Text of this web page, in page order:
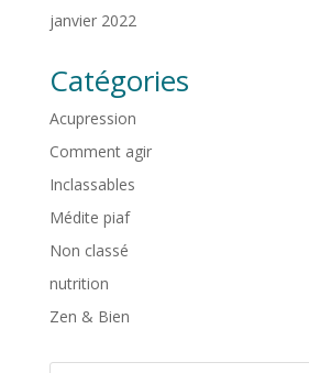
janvier 2022
Catégories
Acupression
Comment agir
Inclassables
Médite piaf
Non classé
nutrition
Zen & Bien